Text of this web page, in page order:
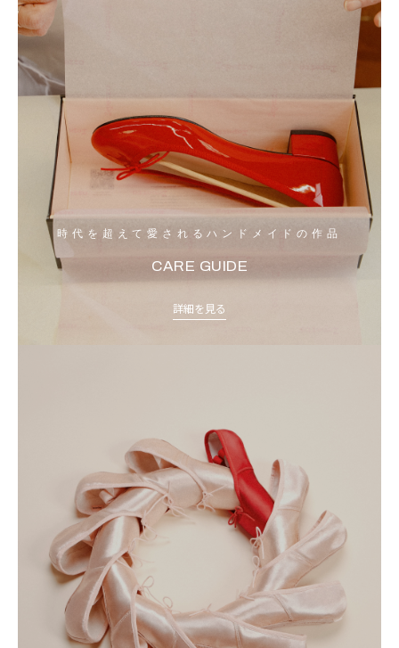
時代を超えて愛されるハンドメイドの作品
CARE GUIDE
詳細を見る